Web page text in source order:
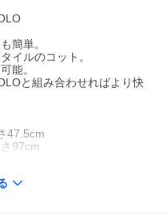
簡単。
イルのコット。
能。
と組み合わせればより快
47.5cm
97cm